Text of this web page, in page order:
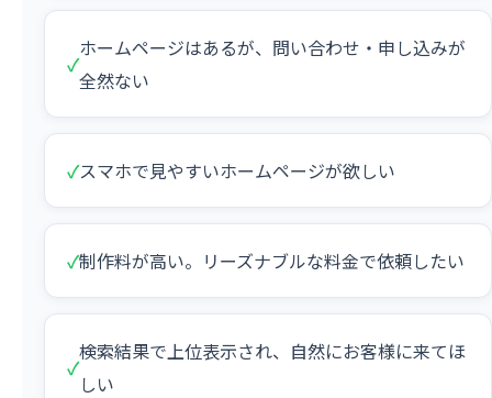
✓
ホームページはあるが、問い合わせ・申し込みが
全然ない
✓スマホで見やすいホームページが欲しい
✓制作料が高い。リーズナブルな料金で依頼したい
✓
検索結果で上位表示され、自然にお客様に来てほ
しい